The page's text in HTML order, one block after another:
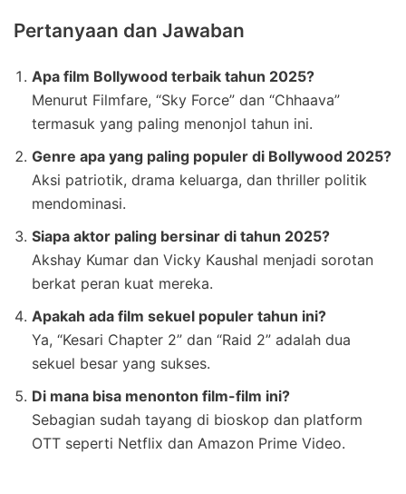
Pertanyaan dan Jawaban
Apa film Bollywood terbaik tahun 2025?
Menurut Filmfare, “Sky Force” dan “Chhaava”
termasuk yang paling menonjol tahun ini.
Genre apa yang paling populer di Bollywood 2025?
Aksi patriotik, drama keluarga, dan thriller politik
mendominasi.
Siapa aktor paling bersinar di tahun 2025?
Akshay Kumar dan Vicky Kaushal menjadi sorotan
berkat peran kuat mereka.
Apakah ada film sekuel populer tahun ini?
Ya, “Kesari Chapter 2” dan “Raid 2” adalah dua
sekuel besar yang sukses.
Di mana bisa menonton film-film ini?
Sebagian sudah tayang di bioskop dan platform
OTT seperti Netflix dan Amazon Prime Video.